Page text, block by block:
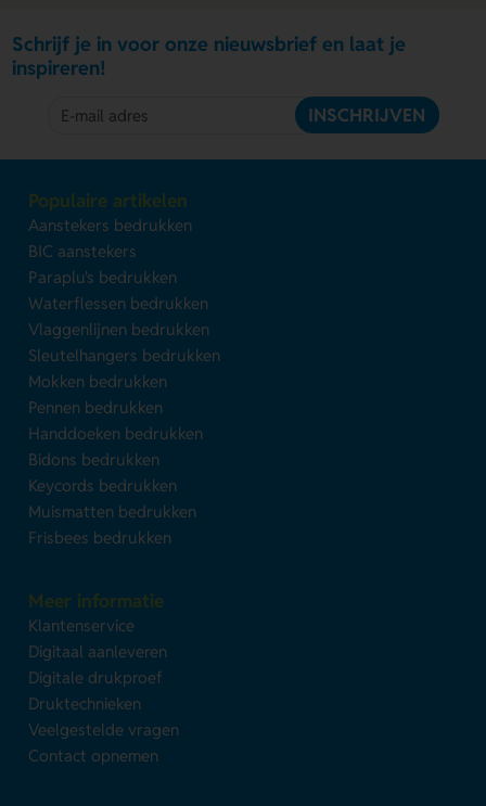
Schrijf je in voor onze nieuwsbrief en laat je
inspireren!
INSCHRIJVEN
Populaire artikelen
Aanstekers bedrukken
BIC aanstekers
Paraplu's bedrukken
Waterflessen bedrukken
Vlaggenlijnen bedrukken
Sleutelhangers bedrukken
Mokken bedrukken
Pennen bedrukken
Handdoeken bedrukken
Bidons bedrukken
Keycords bedrukken
Muismatten bedrukken
Frisbees bedrukken
Meer informatie
Klantenservice
Digitaal aanleveren
Digitale drukproef
Druktechnieken
Veelgestelde vragen
Contact opnemen